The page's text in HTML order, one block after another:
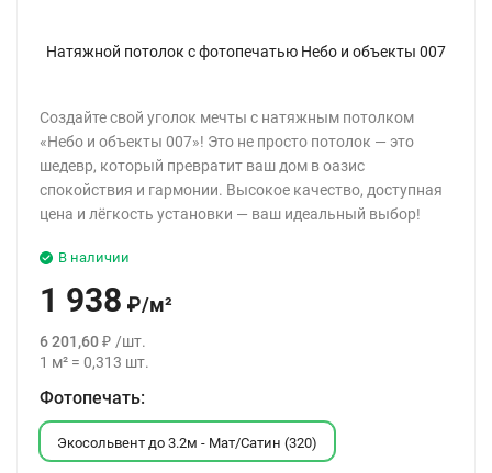
Натяжной потолок с фотопечатью Небо и объекты 007
Создайте свой уголок мечты с натяжным потолком
«Небо и объекты 007»! Это не просто потолок — это
шедевр, который превратит ваш дом в оазис
спокойствия и гармонии. Высокое качество, доступная
цена и лёгкость установки — ваш идеальный выбор!
В наличии
1 938 ₽/м²
6 201,60₽ /шт.
1 м² = 0,313 шт.
Фотопечать:
Экосольвент до 3.2м - Мат/Сатин (320)